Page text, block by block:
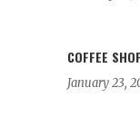
COFFEE
January 23,